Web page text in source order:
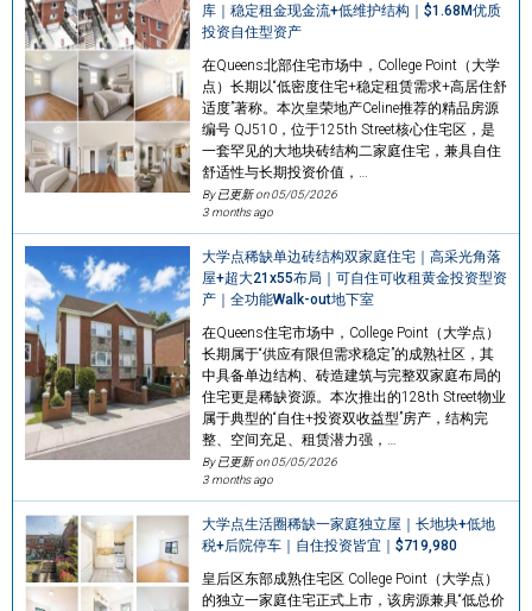
库｜稳定租金现金流+低维护结构｜$1.68M优质
投资自住型资产
在Queens北部住宅市场中，College Point（大学
点）长期以“低密度住宅+稳定租赁需求+高居住舒
适度”著称。本次皇荣地产Celine推荐的精品房源
编号 QJ510，位于125th Street核心住宅区，是
一套罕见的大地块砖结构二家庭住宅，兼具自住
舒适性与长期投资价值，…
By 已更新 on05/05/2026
3 months ago
大学点稀缺单边砖结构双家庭住宅｜高采光角落
屋+超大21x55布局｜可自住可收租黄金投资型资
产｜全功能Walk-out地下室
在Queens住宅市场中，College Point（大学点）
长期属于“供应有限但需求稳定”的成熟社区，其
中具备单边结构、砖造建筑与完整双家庭布局的
住宅更是稀缺资源。本次推出的128th Street物业
属于典型的“自住+投资双收益型”房产，结构完
整、空间充足、租赁潜力强，…
By 已更新 on05/05/2026
3 months ago
大学点生活圈稀缺一家庭独立屋｜长地块+低地
税+后院停车｜自住投资皆宜｜$719,980
皇后区东部成熟住宅区 College Point（大学点）
的独立一家庭住宅正式上市，该房源兼具“低总价